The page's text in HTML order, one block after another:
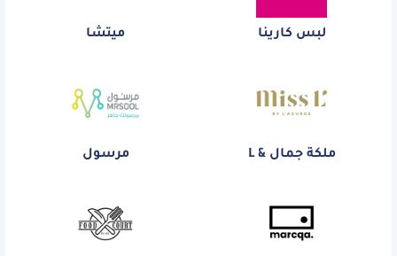
لبس كارينا ميتشا
ملكة جمال & L مرسول